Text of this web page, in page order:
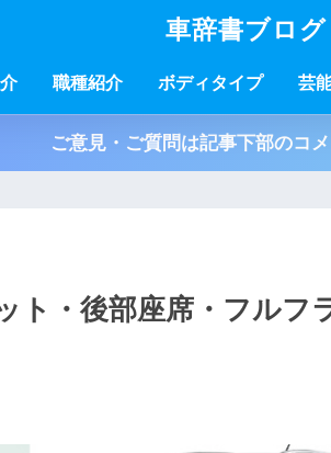
車辞書ブログ
職種紹介 ボディタイプ 芸
ご意見・ご質問は記事下部のコメ
ト・後部座席・フルフ